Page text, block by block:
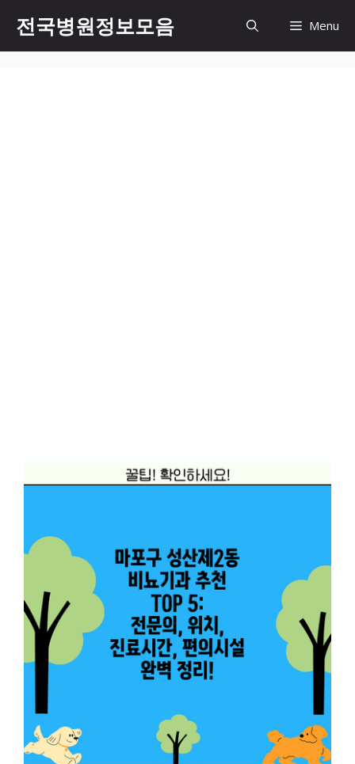
츠
전국병원정보모음 Menu